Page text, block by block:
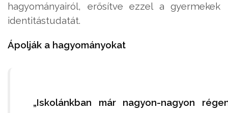
hagyományairól, erősítve ezzel a gyermekek
identitástudatát.
Ápolják a hagyományokat
„Iskolánkban már nagyon-nagyon